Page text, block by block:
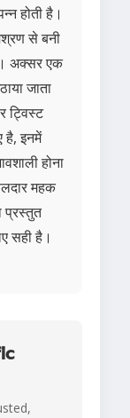
होती है।
से बनी
अक्सर एक
जाता
ट्विस्ट
इनमें
होना
महक
सही है।